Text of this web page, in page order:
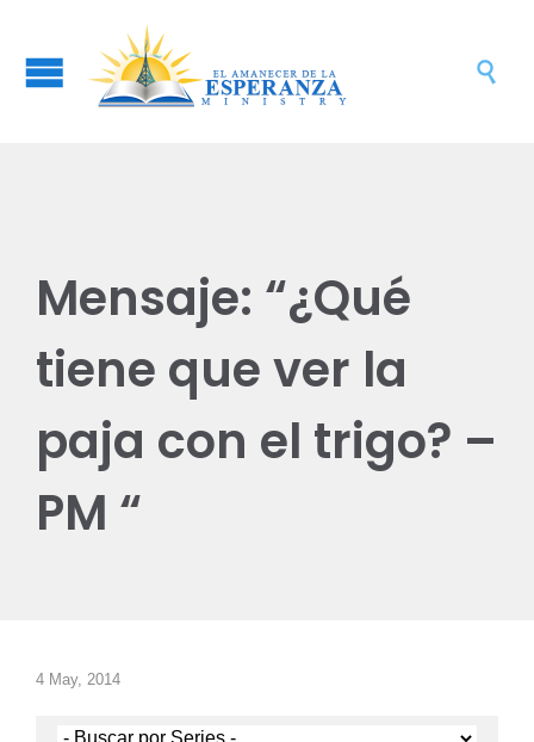

Mensaje: “¿Qué
tiene que ver la
paja con el trigo? –
PM “
4 May, 2014